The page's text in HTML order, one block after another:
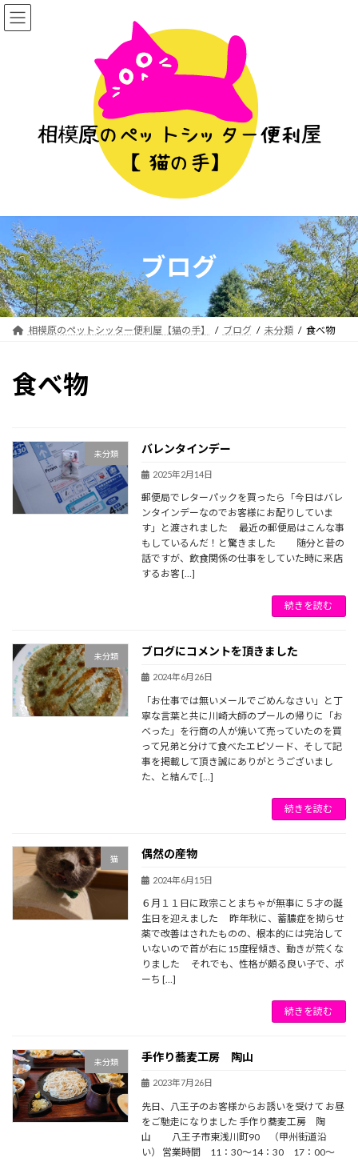
コ
ン
ナ
ビ
ブログ
相模原のペットシッター便利屋【猫の手】 ブログ 未分類 食べ物
食べ物
未分類 バレンタインデー
2025年2月14日
郵便局でレターパックを買ったら「今日はバレ
ンタインデーなのでお客様にお配りしていま
す」と渡されました 最近の郵便局はこんな事
もしているんだ！と驚きました 随分と昔の
話ですが、飲食関係の仕事をしていた時に来店
するお客 […]
続きを読む
未分類 ブログにコメントを頂きました
2024年6月26日
「お仕事では無いメールでごめんなさい」と丁
寧な言葉と共に川崎大師のプールの帰りに「お
べった」を行商の人が焼いて売っていたのを買
って兄弟と分けて食べたエピソード、そして記
事を掲載して頂き誠にありがとうございまし
た、と結んで […]
続きを読む
猫 偶然の産物
2024年6月15日
６月１１日に政宗ことまちゃが無事に５才の誕
生日を迎えました 昨年秋に、蓄膿症を拗らせ
薬で改善はされたものの、根本的には完治して
いないので首が右に15度程傾き、動きが荒くな
りました それでも、性格が頗る良い子で、ポ
ーち […]
続きを読む
未分類 手作り蕎麦工房 陶山
2023年7月26日
先日、八王子のお客様からお誘いを受けて お昼
をご馳走になりました 手作り蕎麦工房 陶
山 八王子市東浅川町90 （甲州街道沿
い） 営業時間 11：30～14：30 17：00～